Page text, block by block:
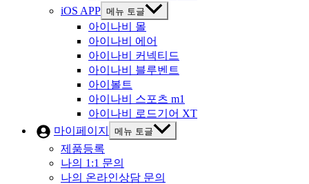
iOS APP 메뉴 토글
아이나비 몰
아이나비 에어
아이나비 커넥티드
아이나비 블루벤트
아이볼트
아이나비 스포츠 m1
아이나비 로드기어 XT
마이페이지
메뉴 토글
제품등록
나의 1:1 문의
나의 온라인상담 문의